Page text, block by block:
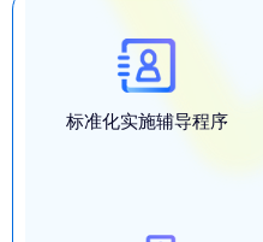
标准化实施辅导程序